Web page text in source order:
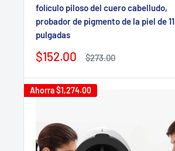
folículo piloso del cuero cabelludo,
probador de pigmento de la piel de 11
pulgadas
Precio
venta
$152.00
Precio
$273.00
Ahorra$1,274.00